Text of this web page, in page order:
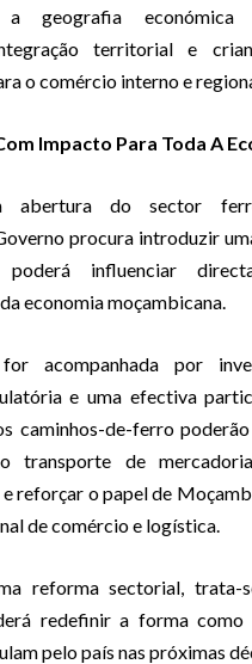
a geografia
territorial e
o comércio interno e
Impacto Para Toda A
abertura do sector
procura introduzir
influenciar
economia moçambicana.
acompanhada por
e uma efectiva
caminhos-de-ferro
transporte de
reforçar o papel de
de comércio e logística.
reforma sectorial, trata-
redefinir a forma como
pelo país nas próximas